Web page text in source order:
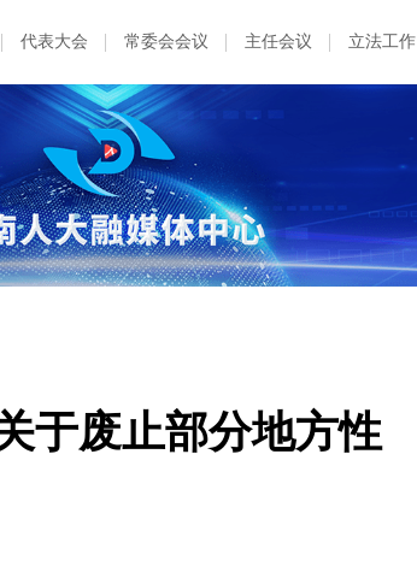
代表大会 常委会会议 主任会议 立法工作
于废止部分地方性